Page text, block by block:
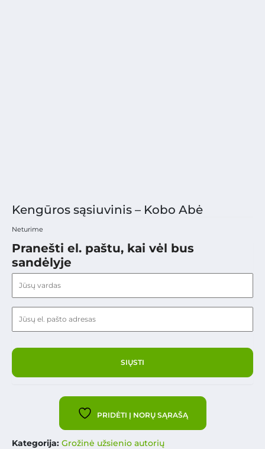
Kengūros sąsiuvinis – Kobo Abė
Neturime
Pranešti el. paštu, kai vėl bus
sandėlyje
PRIDĖTI Į NORŲ SĄRAŠĄ
Kategorija: Grožinė užsienio autorių